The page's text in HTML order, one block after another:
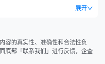
展开
容的真实性、准确性和合法性负
底部「联系我们」进行反馈，企查